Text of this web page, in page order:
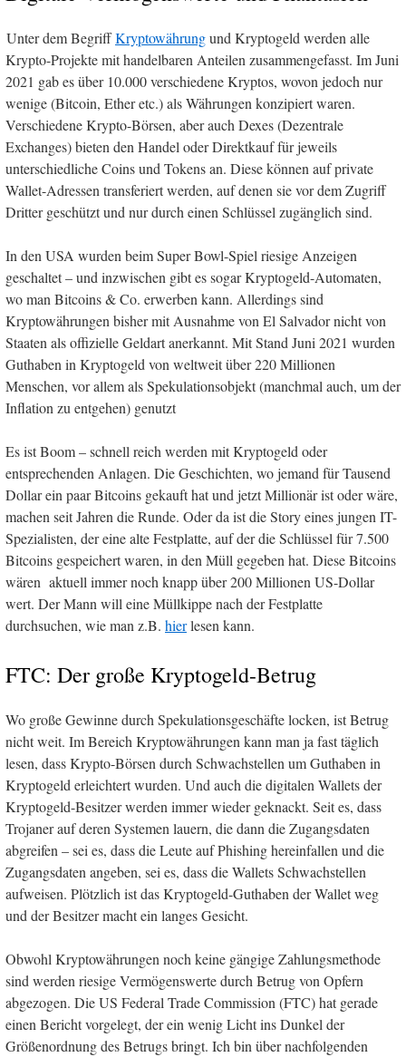
Unter dem BegriffKryptowährungund Kryptogeld werden alle
Krypto-Projekte mit handelbaren Anteilen zusammengefasst. Im Juni
2021 gab es über 10.000 verschiedene Kryptos, wovon jedoch nur
wenige (Bitcoin, Ether etc.) als Währungen konzipiert waren.
Verschiedene Krypto-Börsen, aber auch Dexes (Dezentrale
Exchanges) bieten den Handel oder Direktkauf für jeweils
unterschiedliche Coins und Tokens an. Diese können auf private
Wallet-Adressen transferiert werden, auf denen sie vor dem Zugriff
Dritter geschützt und nur durch einen Schlüssel zugänglich sind.
In den USA wurden beim Super Bowl-Spiel riesige Anzeigen
geschaltet – und inzwischen gibt es sogar Kryptogeld-Automaten,
wo man Bitcoins & Co. erwerben kann. Allerdings sind
Kryptowährungen bisher mit Ausnahme von El Salvador nicht von
Staaten als offizielle Geldart anerkannt. Mit Stand Juni 2021 wurden
Guthaben in Kryptogeld von weltweit über 220 Millionen
Menschen, vor allem als Spekulationsobjekt (manchmal auch, um der
Inflation zu entgehen) genutzt
Es ist Boom – schnell reich werden mit Kryptogeld oder
entsprechenden Anlagen. Die Geschichten, wo jemand für Tausend
Dollar ein paar Bitcoins gekauft hat und jetzt Millionär ist oder wäre,
machen seit Jahren die Runde. Oder da ist die Story eines jungen IT-
Spezialisten, der eine alte Festplatte, auf der die Schlüssel für 7.500
Bitcoins gespeichert waren, in den Müll gegeben hat. Diese Bitcoins
wären aktuell immer noch knapp über 200 Millionen US-Dollar
wert. Der Mann will eine Müllkippe nach der Festplatte
durchsuchen, wie man z.B. hierlesen kann.
FTC: Der große Kryptogeld-Betrug
Wo große Gewinne durch Spekulationsgeschäfte locken, ist Betrug
nicht weit. Im Bereich Kryptowährungen kann man ja fast täglich
lesen, dass Krypto-Börsen durch Schwachstellen um Guthaben in
Kryptogeld erleichtert wurden. Und auch die digitalen Wallets der
Kryptogeld-Besitzer werden immer wieder geknackt. Seit es, dass
Trojaner auf deren Systemen lauern, die dann die Zugangsdaten
abgreifen – sei es, dass die Leute auf Phishing hereinfallen und die
Zugangsdaten angeben, sei es, dass die Wallets Schwachstellen
aufweisen. Plötzlich ist das Kryptogeld-Guthaben der Wallet weg
und der Besitzer macht ein langes Gesicht.
Obwohl Kryptowährungen noch keine gängige Zahlungsmethode
sind werden riesige Vermögenswerte durch Betrug von Opfern
abgezogen. Die US Federal Trade Commission (FTC) hat gerade
einen Bericht vorgelegt, der ein wenig Licht ins Dunkel der
Größenordnung des Betrugs bringt. Ich bin über nachfolgenden